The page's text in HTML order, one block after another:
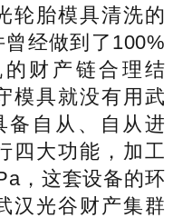
轮胎模具清洗的
经做到了100%
财产链合理结
模具就没有用武
备自从、自从进
四大功能，加工
，这套设备的环
汉光谷财产集群